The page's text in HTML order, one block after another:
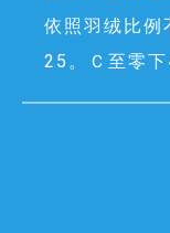
依照羽绒比例
25。Ｃ至零下